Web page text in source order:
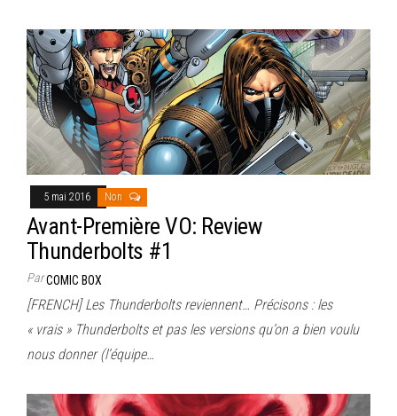
5 mai 2016 Non
Avant-Première VO: Review
Thunderbolts #1
ParCOMIC BOX
[FRENCH] Les Thunderbolts reviennent… Précisons : les
« vrais » Thunderbolts et pas les versions qu’on a bien voulu
nous donner (l’équipe…